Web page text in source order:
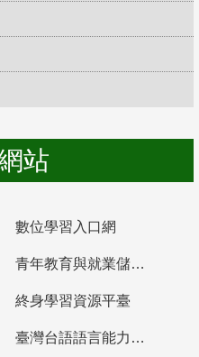
站
數位學習入口網
青年教育與就業儲蓄帳戶
終身學習資源平臺
臺灣台語語言能力認證網站